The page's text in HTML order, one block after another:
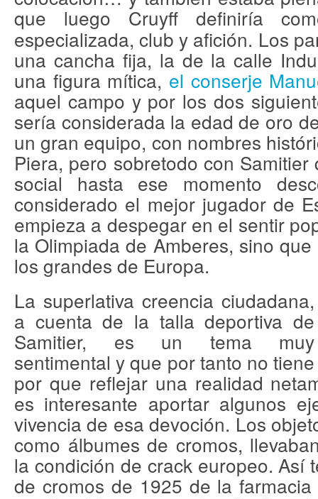
que luego Cruyff definiría
especializada, club y afición. Los
una cancha fija, la de la calle
una figura mítica, el conserje
aquel campo y por los dos
sería considerada la edad de oro
un gran equipo, con nombres
Piera, pero sobretodo con
social hasta ese momento
considerado el mejor jugador de
empieza a despegar en el sentir
la Olimpiada de Amberes, sino
los grandes de Europa.
La superlativa creencia ciudadana,
a cuenta de la talla deportiva de
Samitier, es un tema muy
sentimental y que por tanto no tiene
por que reflejar una realidad
es interesante aportar algunos
vivencia de esa devoción. Los
como álbumes de cromos,
la condición de crack europeo. Así
de cromos de 1925 de la